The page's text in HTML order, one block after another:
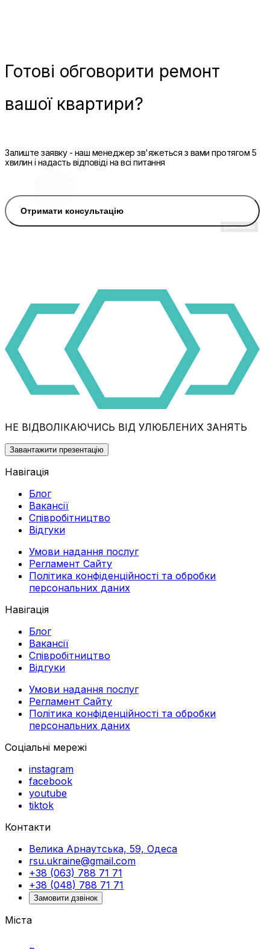
Готові обговорити ремонт
вашої квартири?
Залиште заявку - наш менеджер зв'яжеться з вами протягом 5
хвилин і надасть відповіді на всі питання
Отримати консультацію
НЕ ВІДВОЛІКАЮЧИСЬ ВІД УЛЮБЛЕНИХ ЗАНЯТЬ
Завантажити презентацію
Навігація
Блог
Вакансії
Співробітництво
Відгуки
Умови надання послуг
Регламент Сайту
Політика конфіденційності та обробки
персональних даних
Навігація
Блог
Вакансії
Співробітництво
Відгуки
Умови надання послуг
Регламент Сайту
Політика конфіденційності та обробки
персональних даних
Соціальні мережі
instagram
facebook
youtube
tiktok
Контакти
Велика Арнаутська, 59, Одеса
rsu.ukraine@gmail.com
+38 (063) 788 71 71
+38 (048) 788 71 71
Замовити дзвінок
Міста